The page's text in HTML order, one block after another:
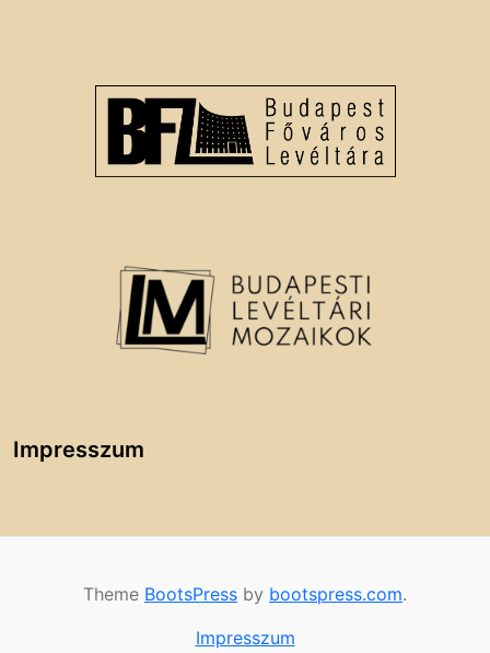
Impresszum
Theme BootsPress by bootspress.com.
Impresszum